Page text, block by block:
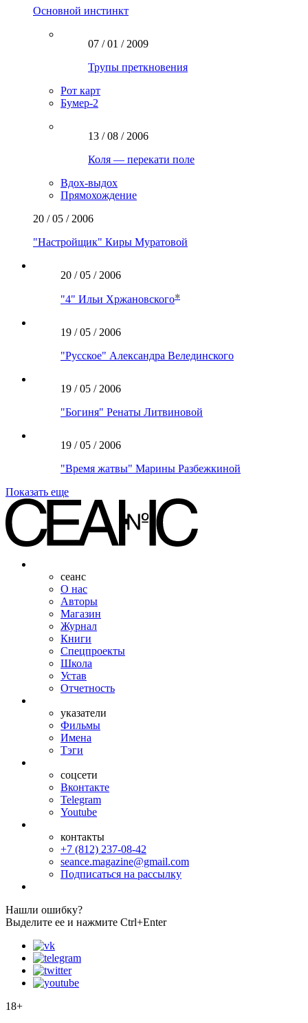
Основной инстинкт
07 / 01 / 2009
Трупы преткновения
Рот карт
Бумер-2
13 / 08 / 2006
Коля — перекати поле
Вдох-выдох
Прямохождение
20 / 05 / 2006
"Настройщик" Киры Муратовой
20 / 05 / 2006
"4" Ильи Хржановского
19 / 05 / 2006
"Русское" Александра Велединского
19 / 05 / 2006
"Богиня" Ренаты Литвиновой
19 / 05 / 2006
"Время жатвы" Марины Разбежкиной
Показать еще
сеанс
О нас
Авторы
Магазин
Журнал
Книги
Спецпроекты
Школа
Устав
Отчетность
указатели
Фильмы
Имена
Тэги
соцсети
Вконтакте
Telegram
Youtube
контакты
+7 (812) 237-08-42
seance.magazine@gmail.com
Подписаться на рассылку
Нашли ошибку?
Выделите ее и нажмите Ctrl+Enter
18+